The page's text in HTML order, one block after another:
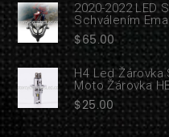
2020-2022 LED
Schválením
$65.00
H4 Led
Moto Žárovka
$25.00